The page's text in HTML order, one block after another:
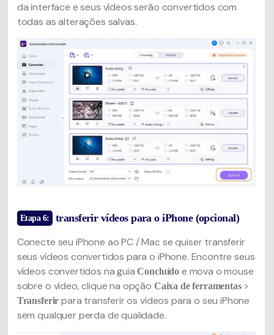
da interface e seus vídeos serão convertidos com
todas as alterações salvas.
Etapa 6: transferir vídeos para o iPhone (opcional)
Conecte seu iPhone ao PC / Mac se quiser transferir
seus vídeos convertidos para o iPhone. Encontre seus
vídeos convertidos na guiaConcluído e mova o mouse
sobre o vídeo, clique na opção Caixa de ferramentas>
Transferir para transferir os vídeos para o seu iPhone
sem qualquer perda de qualidade.